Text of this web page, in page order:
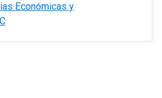
Económicas y